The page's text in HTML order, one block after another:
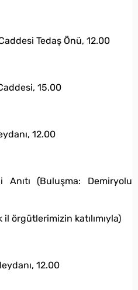
Tedaş Önü, 12.00
15.00
12.00
Anıtı (Buluşma: Demiryolu
örgütlerimizin katılımıyla)
12.00